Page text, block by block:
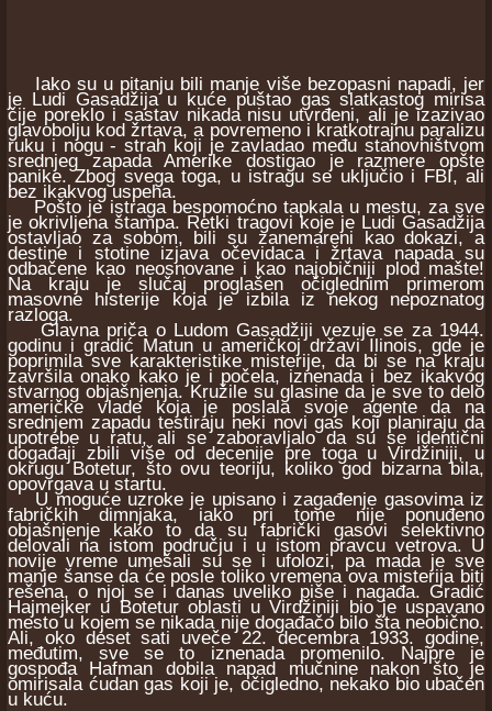
Iako su u pitanju bili manje više bezopasni napadi, jer
je Ludi Gasadžija u kuće puštao gas slatkastog mirisa
čije poreklo i sastav nikada nisu utvrđeni, ali je izazivao
glavobolju kod žrtava, a povremeno i kratkotrajnu paralizu
ruku i nogu - strah koji je zavladao među stanovništvom
srednjeg zapada Amerike dostigao je razmere opšte
panike. Zbog svega toga, u istragu se uključio i FBI, ali
bez ikakvog uspeha.
Pošto je istraga bespomoćno tapkala u mestu, za sve
je okrivljena štampa. Retki tragovi koje je Ludi Gasadžija
ostavljao za sobom, bili su zanemareni kao dokazi, a
destine i stotine izjava očevidaca i žrtava napada su
odbačene kao neosnovane i kao najobičniji plod mašte!
Na kraju je slučaj proglašen očiglednim primerom
masovne histerije koja je izbila iz nekog nepoznatog
razloga.
Glavna priča o Ludom Gasadžiji vezuje se za 1944.
godinu i gradić Matun u američkoj državi Ilinois, gde je
poprimila sve karakteristike misterije, da bi se na kraju
završila onako kako je i počela, iznenada i bez ikakvog
stvarnog objašnjenja. Kružile su glasine da je sve to delo
američke vlade koja je poslala svoje agente da na
srednjem zapadu testiraju neki novi gas koji planiraju da
upotrebe u ratu, ali se zaboravljalo da su se identični
događaji zbili više od decenije pre toga u Virdžiniji, u
okrugu Botetur, što ovu teoriju, koliko god bizarna bila,
opovrgava u startu.
U moguće uzroke je upisano i zagađenje gasovima iz
fabričkih dimnjaka, iako pri tome nije ponuđeno
objašnjenje kako to da su fabrički gasovi selektivno
delovali na istom području i u istom pravcu vetrova. U
novije vreme umešali su se i ufolozi, pa mada je sve
manje šanse da će posle toliko vremena ova misterija biti
rešena, o njoj se i danas uveliko piše i nagađa. Gradić
Hajmejker u Botetur oblasti u Virdžiniji bio je uspavano
mesto u kojem se nikada nije događačo bilo šta neobično.
Ali, oko deset sati uveče 22. decembra 1933. godine,
međutim, sve se to iznenada promenilo. Najpre je
gospođa Hafman dobila napad mučnine nakon što je
omirisala ćudan gas koji je, očigledno, nekako bio ubačen
u kuću.